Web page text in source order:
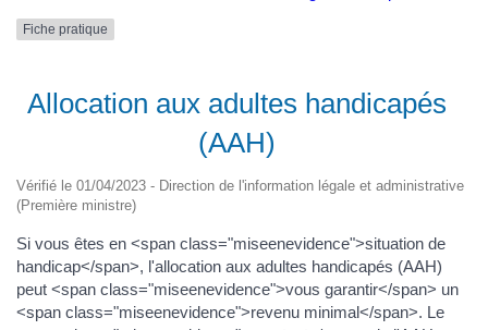
Fiche pratique
Allocation aux adultes handicapés
(AAH)
Vérifié le 01/04/2023 - Direction de l'information légale et administrative
(Première ministre)
Si vous êtes en <span class="miseenevidence">situation de
handicap</span>, l'allocation aux adultes handicapés (AAH)
peut <span class="miseenevidence">vous garantir</span> un
<span class="miseenevidence">revenu minimal</span>. Le